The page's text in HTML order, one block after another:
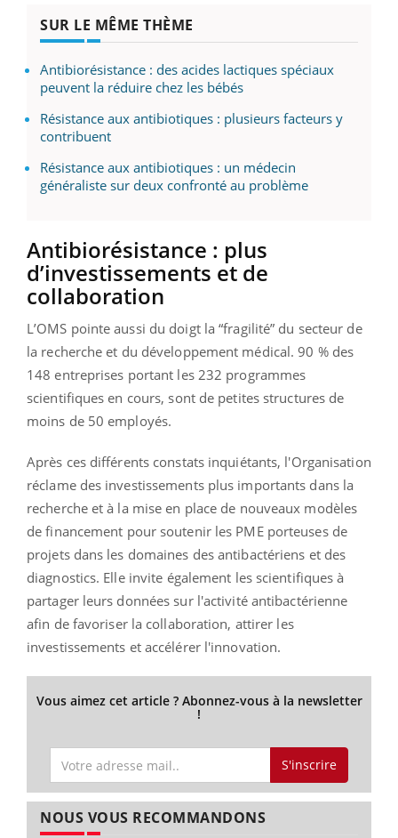
SUR LE MÊME THÈME
Antibiorésistance : des acides lactiques spéciaux
peuvent la réduire chez les bébés
Résistance aux antibiotiques : plusieurs facteurs y
contribuent
Résistance aux antibiotiques : un médecin
généraliste sur deux confronté au problème
Antibiorésistance : plus
d’investissements et de
collaboration
L’OMS pointe aussi du doigt la “fragilité” du secteur de
la recherche et du développement médical. 90 % des
148 entreprises portant les 232 programmes
scientifiques en cours, sont de petites structures de
moins de 50 employés.
Après ces différents constats inquiétants, l'Organisation
réclame des investissements plus importants dans la
recherche et à la mise en place de nouveaux modèles
de financement pour soutenir les PME porteuses de
projets dans les domaines des antibactériens et des
diagnostics. Elle invite également les scientifiques à
partager leurs données sur l'activité antibactérienne
afin de favoriser la collaboration, attirer les
investissements et accélérer l'innovation.
Vous aimez cet article ? Abonnez-vous à la newsletter
!
S'inscrire
NOUS VOUS RECOMMANDONS